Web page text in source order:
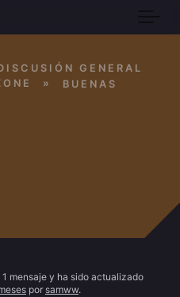
GENERAL
» BUENAS
mensaje y ha sido actualizado
por samww.